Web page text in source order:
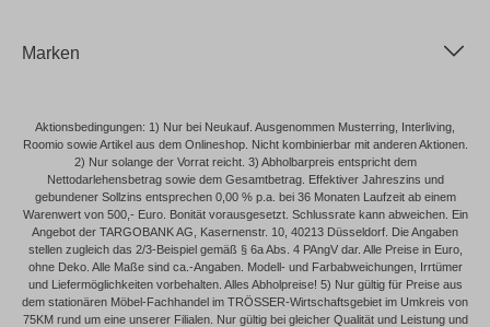
Marken
Aktionsbedingungen: 1) Nur bei Neukauf. Ausgenommen Musterring, Interliving,
Roomio sowie Artikel aus dem Onlineshop. Nicht kombinierbar mit anderen Aktionen.
2) Nur solange der Vorrat reicht. 3) Abholbarpreis entspricht dem
Nettodarlehensbetrag sowie dem Gesamtbetrag. Effektiver Jahreszins und
gebundener Sollzins entsprechen 0,00 % p.a. bei 36 Monaten Laufzeit ab einem
Warenwert von 500,- Euro. Bonität vorausgesetzt. Schlussrate kann abweichen. Ein
Angebot der TARGOBANK AG, Kasernenstr. 10, 40213 Düsseldorf. Die Angaben
stellen zugleich das 2/3-Beispiel gemäß § 6a Abs. 4 PAngV dar. Alle Preise in Euro,
ohne Deko. Alle Maße sind ca.-Angaben. Modell- und Farbabweichungen, Irrtümer
und Liefermöglichkeiten vorbehalten. Alles Abholpreise! 5) Nur gültig für Preise aus
dem stationären Möbel-Fachhandel im TRÖSSER-Wirtschaftsgebiet im Umkreis von
75KM rund um eine unserer Filialen. Nur gültig bei gleicher Qualität und Leistung und